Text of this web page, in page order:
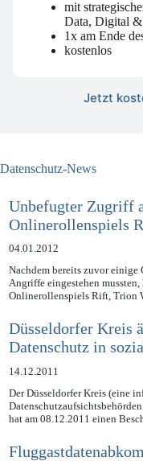
mit
Data, Digital &
1x am Ende
Unbefugter Zugriff
Onlinerollenspiels
04.01.2012
Nachdem bereits zuvor einige
Angriffe eingestehen mussten,
Düsseldorfer Kreis
Datenschutz in
14.12.2011
Der Düsseldorfer Kreis (eine